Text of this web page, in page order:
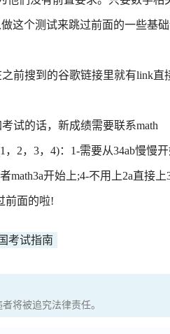
这个测试来跳过前面的一些基
前搜到的谷歌链接里就有link直
试的话，新成绩需要联系math
，2，3，4)：1-需要从34ab慢慢
math3a开始上;4-不用上2a直接上
前面的啦!
考试指南
将被追究法律责任。